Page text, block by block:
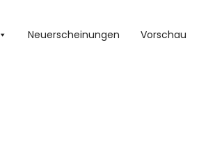
Neuerscheinungen Vorschau